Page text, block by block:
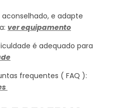
e adapte
ver equipamento
é adequado para
frequentes ( FAQ ):